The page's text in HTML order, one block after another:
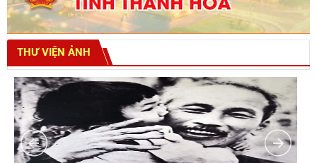
THƯ VIỆN ẢNH